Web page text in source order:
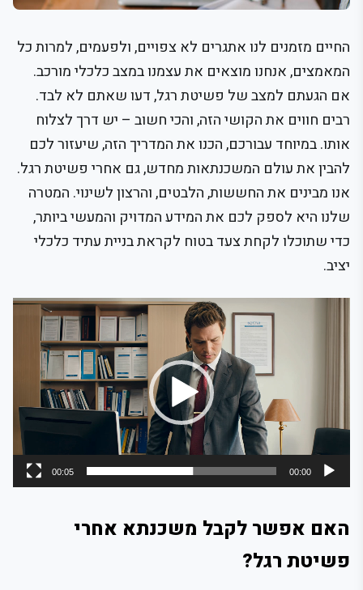
החיים מזמנים לנו אתגרים לא צפויים, ולפעמים, למרות כל
המאמצים, אנחנו מוצאים את עצמנו במצב כלכלי מורכב.
אם הגעתם למצב של פשיטת רגל, דעו שאתם לא לבד.
רבים חווים את הקושי הזה, והכי חשוב – יש דרך לצלוח
אותו. במיוחד עבורכם, הכנו את המדריך הזה, שיעזור לכם
להבין את עולם המשכנתאות מחדש, גם אחרי פשיטת רגל.
אנו מבינים את החששות, הלבטים, והרצון לשינוי. המטרה
שלנו היא לספק לכם את המידע המדויק והמעשי ביותר,
כדי שתוכלו לקחת צעד בטוח לקראת בניית עתיד כלכלי
יציב.
00:00
00:05
האם אפשר לקבל משכנתא אחרי
פשיטת רגל?